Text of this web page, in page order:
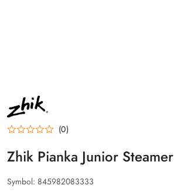
NAZWA
PRODUCENTA:
ZHIK
(0)
Zhik Pianka Junior Steamer
Symbol: 845982083333